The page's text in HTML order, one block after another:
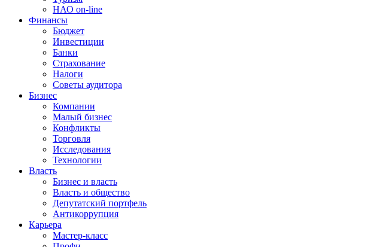
НАО on-line
Финансы
Бюджет
Инвестиции
Банки
Страхование
Налоги
Советы аудитора
Бизнес
Компании
Малый бизнес
Конфликты
Торговля
Исследования
Технологии
Власть
Бизнес и власть
Власть и общество
Депутатский портфель
Антикоррупция
Карьера
Мастер-класс